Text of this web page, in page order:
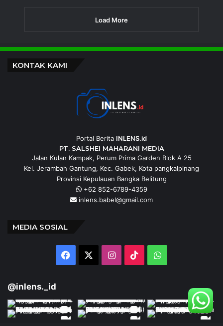
Load More
KONTAK KAMI
Portal Berita INLENS.id
PT. SALSHEI MAHARANI MEDIA
Jalan Kulan Kampak, Perum Prima Garden Blok A 25
Kel. Jerambah Gantung, Kec. Gabek, Kota pangkalpinang
Provinsi Kepulauan Bangka Belitung
+62 852-6789-4359
inlens.babel@gmail.com
MEDIA SOSIAL
Facebook Instagram
TikTokWhatsApp
@inlens._id